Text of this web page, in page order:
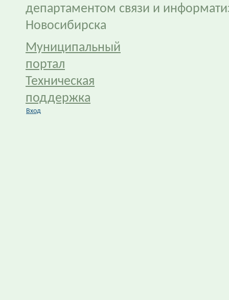
департаментом связи и
Новосибирска
Муниципальный
портал
Техническая
поддержка
Вход